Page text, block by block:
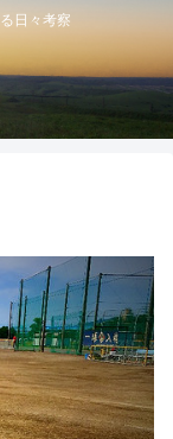
日々考察